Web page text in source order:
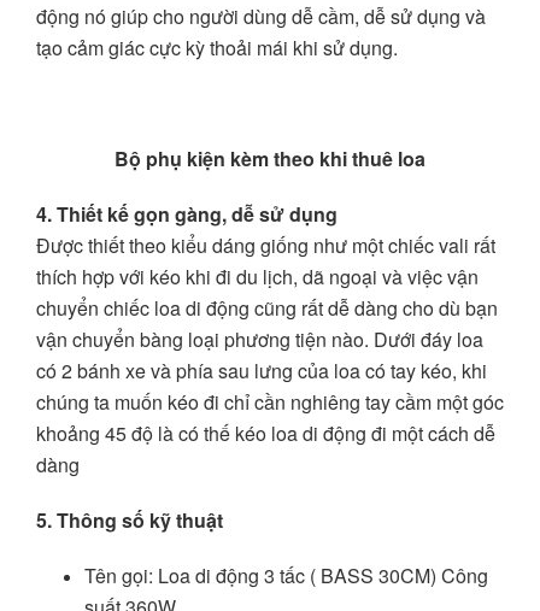
động nó giúp cho người dùng dễ cầm, dễ sử dụng và
tạo cảm giác cực kỳ thoải mái khi sử dụng.
Bộ phụ kiện kèm theo khi thuê loa
4. Thiết kế gọn gàng, dễ sử dụng
Được thiết theo kiểu dáng giống như một chiếc vali rất
thích hợp với kéo khi đi du lịch, dã ngoại và việc vận
chuyển chiếc loa di động cũng rất dễ dàng cho dù bạn
vận chuyển bàng loại phương tiện nào. Dưới đáy loa
có 2 bánh xe và phía sau lưng của loa có tay kéo, khi
chúng ta muốn kéo đi chỉ cần nghiêng tay cầm một góc
khoảng 45 độ là có thế kéo loa di động đi một cách dễ
dàng
5. Thông số kỹ thuật
Tên gọi: Loa di động 3 tấc ( BASS 30CM) Công